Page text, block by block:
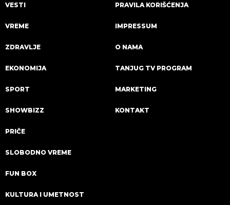
VESTI
VREME
ZDRAVLJE
EKONOMIJA
SPORT
SHOWBIZZ
PRIČE
SLOBODNO VREME
FUN BOX
KULTURA I UMETNOST
PRAVILA KORIŠĆENJA
IMPRESSUM
O NAMA
TANJUG TV PROGRAM
MARKETING
KONTAKT